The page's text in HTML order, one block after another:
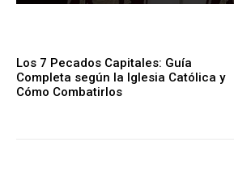
Los 7 Pecados Capitales: Guía
Completa según la Iglesia Católica y
Cómo Combatirlos